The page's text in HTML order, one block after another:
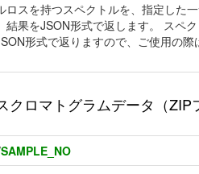
ロスを持つスペクトルを、指定した
結果をJSON形式で返します。 スペ
形式で返りますので、ご使用の際
クロマトグラムデータ（ZIP
SAMPLE_NO